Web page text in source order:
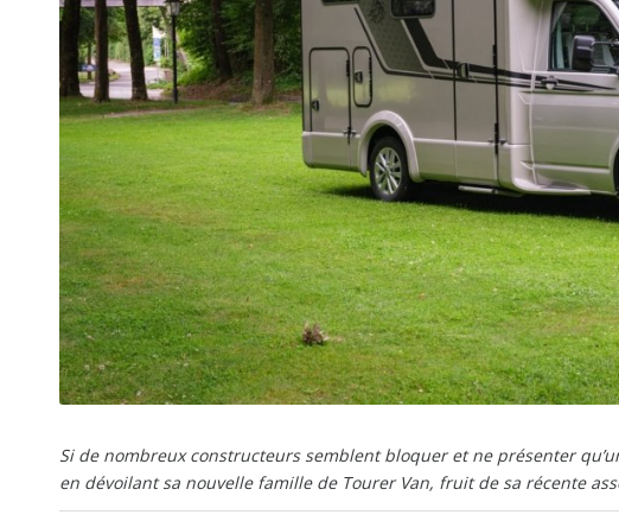
Si de nombreux constructeurs semblent bloquer et ne présenter
en dévoilant sa nouvelle famille de Tourer Van, fruit de sa récente